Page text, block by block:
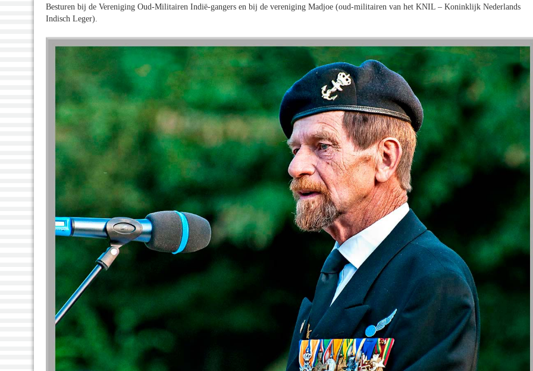
Besturen bij de Vereniging Oud-Militairen Indië-gangers en bij de vereniging Madjoe (oud-militairen van het KNIL – Koninklijk Nederlands
Indisch Leger).